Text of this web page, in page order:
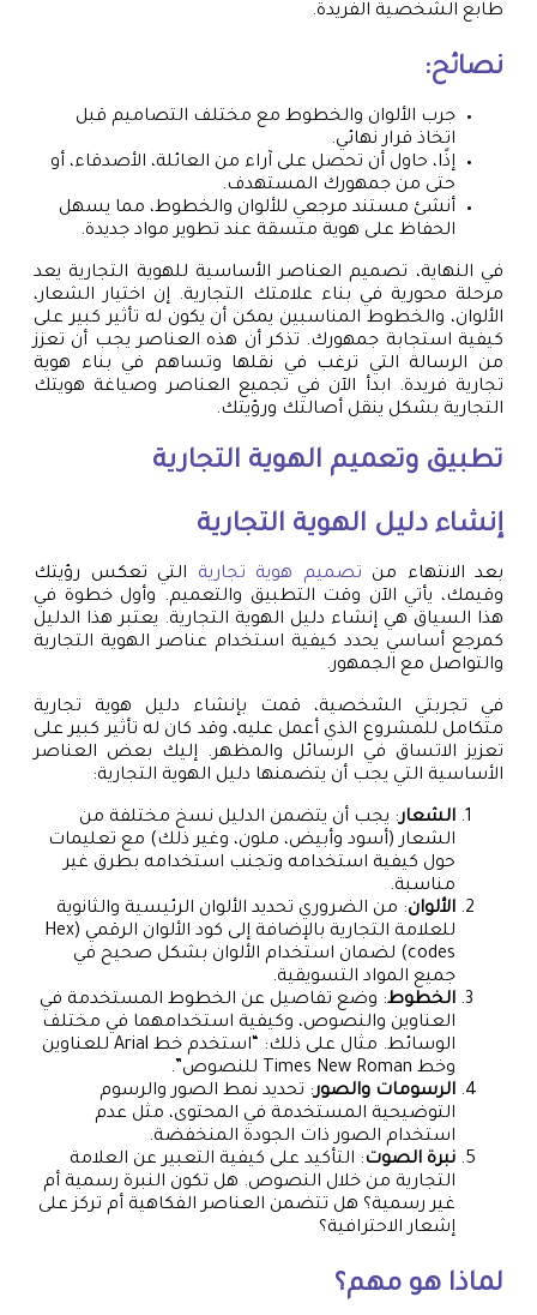
طابع الشخصية الفريدة.
نصائح:
جرب الألوان والخطوط مع مختلف التصاميم قبل
اتخاذ قرار نهائي.
إذًا، حاول أن تحصل على آراء من العائلة، الأصدقاء، أو
حتى من جمهورك المستهدف.
أنشئ مستند مرجعي للألوان والخطوط، مما يسهل
الحفاظ على هوية متسقة عند تطوير مواد جديدة.
في النهاية، تصميم العناصر الأساسية للهوية التجارية يعد
مرحلة محورية في بناء علامتك التجارية. إن اختيار الشعار،
الألوان، والخطوط المناسبين يمكن أن يكون له تأثير كبير على
كيفية استجابة جمهورك. تذكر أن هذه العناصر يجب أن تعزز
من الرسالة التي ترغب في نقلها وتساهم في بناء هوية
تجارية فريدة. ابدأ الآن في تجميع العناصر وصياغة هويتك
التجارية بشكل ينقل أصالتك ورؤيتك.
تطبيق وتعميم الهوية التجارية
إنشاء دليل الهوية التجارية
بعد الانتهاء من تصميم هوية تجارية التي تعكس رؤيتك
وقيمك، يأتي الآن وقت التطبيق والتعميم. وأول خطوة في
هذا السياق هي إنشاء دليل الهوية التجارية. يعتبر هذا الدليل
كمرجع أساسي يحدد كيفية استخدام عناصر الهوية التجارية
والتواصل مع الجمهور.
في تجربتي الشخصية، قمت بإنشاء دليل هوية تجارية
متكامل للمشروع الذي أعمل عليه، وقد كان له تأثير كبير على
تعزيز الاتساق في الرسائل والمظهر. إليك بعض العناصر
الأساسية التي يجب أن يتضمنها دليل الهوية التجارية:
الشعار: يجب أن يتضمن الدليل نسخ مختلفة من
الشعار (أسود وأبيض، ملون، وغير ذلك) مع تعليمات
حول كيفية استخدامه وتجنب استخدامه بطرق غير
مناسبة.
الألوان: من الضروري تحديد الألوان الرئيسية والثانوية
للعلامة التجارية بالإضافة إلى كود الألوان الرقمي (Hex
codes) لضمان استخدام الألوان بشكل صحيح في
جميع المواد التسويقية.
الخطوط: وضع تفاصيل عن الخطوط المستخدمة في
العناوين والنصوص، وكيفية استخدامهما في مختلف
الوسائط. مثال على ذلك: “استخدم خط Arial للعناوين
وخط Times New Roman للنصوص”.
الرسومات والصور: تحديد نمط الصور والرسوم
التوضيحية المستخدمة في المحتوى، مثل عدم
استخدام الصور ذات الجودة المنخفضة.
نبرة الصوت: التأكيد على كيفية التعبير عن العلامة
التجارية من خلال النصوص. هل تكون النبرة رسمية أم
غير رسمية؟ هل تتضمن العناصر الفكاهية أم تركز على
إشعار الاحترافية؟
لماذا هو مهم؟